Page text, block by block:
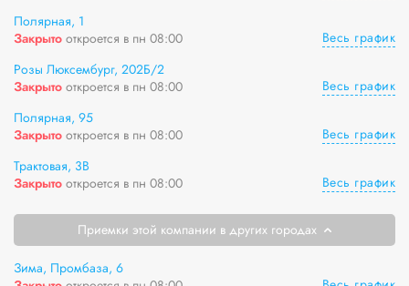
Полярная, 1
Закрыто откроется в пн 08:00
Весь график
Розы Люксембург, 202Б/2
Закрыто откроется в пн 08:00
Весь график
Полярная, 95
Закрыто откроется в пн 08:00
Весь график
Трактовая, 3В
Закрыто откроется в пн 08:00 Весь график
Приемки этой компании в других городах
Зима, Промбаза, 6